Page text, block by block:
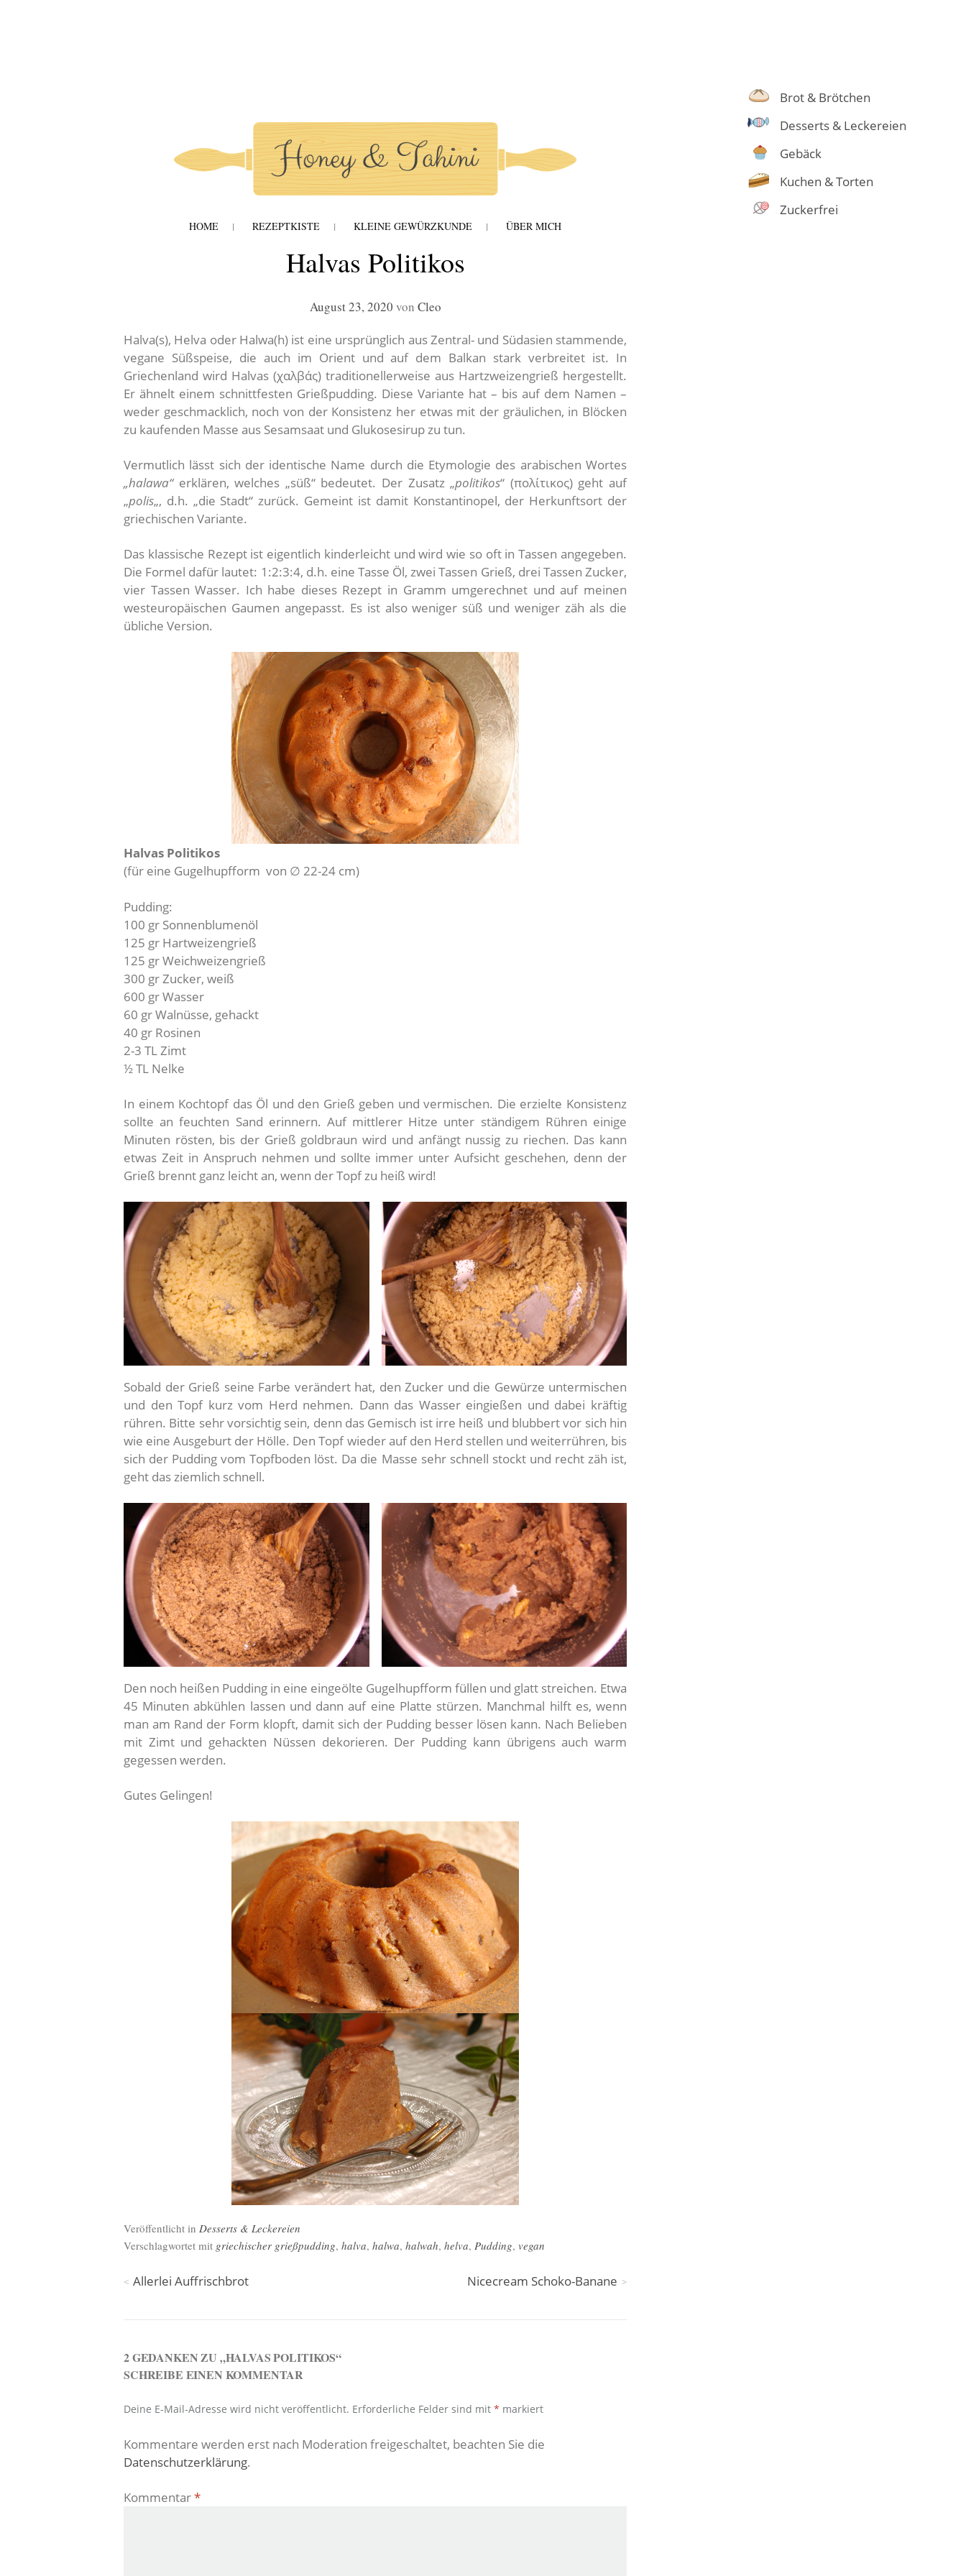
MENÜHOME REZEPTKISTE KLEINE GEWÜRZKUNDE ÜBER MICH
honey-and-tahini
Halvas Politikos
August 23, 2020 von Cleo
Halva(s), Helva oder Halwa(h) ist eine ursprünglich aus Zentral- und Südasien stammende,
vegane Süßspeise, die auch im Orient und auf dem Balkan stark verbreitet ist. In
Griechenland wird Halvas (χαλβάς) traditionellerweise aus Hartzweizengrieß hergestellt.
Er ähnelt einem schnittfesten Grießpudding. Diese Variante hat – bis auf dem Namen –
weder geschmacklich, noch von der Konsistenz her etwas mit der gräulichen, in Blöcken
zu kaufenden Masse aus Sesamsaat und Glukosesirup zu tun.
Vermutlich lässt sich der identische Name durch die Etymologie des arabischen Wortes
„halawa“erklären, welches „süß“ bedeutet. Der Zusatz „politikos“ (πολίτικος) geht auf
„polis„, d.h. „die Stadt“ zurück. Gemeint ist damit Konstantinopel, der Herkunftsort der
griechischen Variante.
Das klassische Rezept ist eigentlich kinderleicht und wird wie so oft in Tassen angegeben.
Die Formel dafür lautet: 1:2:3:4, d.h. eine Tasse Öl, zwei Tassen Grieß, drei Tassen Zucker,
vier Tassen Wasser. Ich habe dieses Rezept in Gramm umgerechnet und auf meinen
westeuropäischen Gaumen angepasst. Es ist also weniger süß und weniger zäh als die
übliche Version.
Halvas Politikos
(für eine Gugelhupfform von ∅ 22-24 cm)
Pudding:
100 gr Sonnenblumenöl
125 gr Hartweizengrieß
125 gr Weichweizengrieß
300 gr Zucker, weiß
600 gr Wasser
60 gr Walnüsse, gehackt
40 gr Rosinen
2-3 TL Zimt
½ TL Nelke
In einem Kochtopf das Öl und den Grieß geben und vermischen. Die erzielte Konsistenz
sollte an feuchten Sand erinnern. Auf mittlerer Hitze unter ständigem Rühren einige
Minuten rösten, bis der Grieß goldbraun wird und anfängt nussig zu riechen. Das kann
etwas Zeit in Anspruch nehmen und sollte immer unter Aufsicht geschehen, denn der
Grieß brennt ganz leicht an, wenn der Topf zu heiß wird!
Sobald der Grieß seine Farbe verändert hat, den Zucker und die Gewürze untermischen
und den Topf kurz vom Herd nehmen. Dann das Wasser eingießen und dabei kräftig
rühren. Bitte sehr vorsichtig sein, denn das Gemisch ist irre heiß und blubbert vor sich hin
wie eine Ausgeburt der Hölle. Den Topf wieder auf den Herd stellen und weiterrühren, bis
sich der Pudding vom Topfboden löst. Da die Masse sehr schnell stockt und recht zäh ist,
geht das ziemlich schnell.
Den noch heißen Pudding in eine eingeölte Gugelhupfform füllen und glatt streichen. Etwa
45 Minuten abkühlen lassen und dann auf eine Platte stürzen. Manchmal hilft es, wenn
man am Rand der Form klopft, damit sich der Pudding besser lösen kann. Nach Belieben
mit Zimt und gehackten Nüssen dekorieren. Der Pudding kann übrigens auch warm
gegessen werden.
Gutes Gelingen!
Veröffentlicht in Desserts & Leckereien
Verschlagwortet mit griechischer grießpudding, halva, halwa, halwah, helva, Pudding, vegan
Beitragsnavigation
Allerlei Auffrischbrot Nicecream Schoko-Banane
2 GEDANKEN ZU „HALVAS POLITIKOS“
SCHREIBE EINEN KOMMENTAR
Deine E-Mail-Adresse wird nicht veröffentlicht. Erforderliche Felder sind mit * markiert
Kommentare werden erst nach Moderation freigeschaltet, beachten Sie die
Datenschutzerklärung.
Kommentar*
Brot & Brötchen
Desserts & Leckereien
Gebäck
Kuchen & Torten
Zuckerfrei